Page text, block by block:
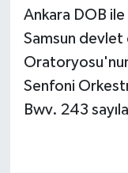
Ankara DOB
Samsun
Senfoni
Bwv. 243